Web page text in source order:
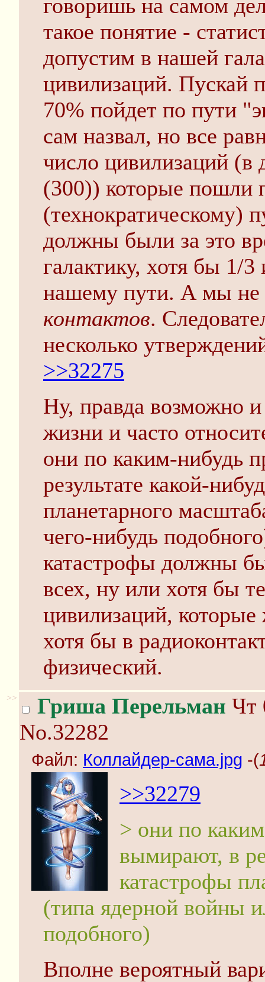
говоришь на самом
такое понятие -
допустим в нашей
цивилизаций. Пускай
70% пойдет по пути
сам назвал, но все
число цивилизаций (в
(300)) которые пошли
(технократическому)
должны были за это
галактику, хотя бы 1/
нашему пути. А мы не
контактов.
несколько
>>32275
Ну, правда возможно
жизни и часто
они по каким-нибудь
результате какой-
планетарного
чего-нибудь
катастрофы должны
всех, ну или хотя бы
цивилизаций,
хотя бы в
физический.
>> Гриша Перельман Чт
No.32282
Файл: Коллайдер-сама.jpg -(
>>32279
> они по
вымирают, в
катастрофы
(типа ядерной войны
подобного)
Вполне вероятный